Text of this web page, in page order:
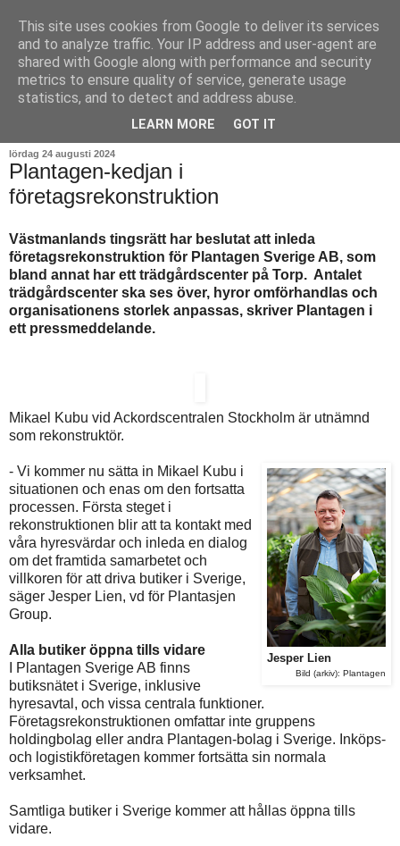
lördag 24 augusti 2024
Plantagen-kedjan i
företagsrekonstruktion
Västmanlands tingsrätt har beslutat att inleda
företagsrekonstruktion för Plantagen Sverige AB, som
bland annat har ett trädgårdscenter på Torp. Antalet
trädgårdscenter ska ses över, hyror omförhandlas och
organisationens storlek anpassas, skriver Plantagen i
ett pressmeddelande.
Mikael Kubu vid Ackordscentralen Stockholm är utnämnd
som rekonstruktör.
Jesper Lien
Bild (arkiv): Plantagen
- Vi kommer nu sätta in Mikael Kubu i
situationen och enas om den fortsatta
processen. Första steget i
rekonstruktionen blir att ta kontakt med
våra hyresvärdar och inleda en dialog
om det framtida samarbetet och
villkoren för att driva butiker i Sverige,
säger Jesper Lien, vd för Plantasjen
Group.
Alla butiker öppna tills vidare
I Plantagen Sverige AB finns
butiksnätet i Sverige, inklusive
hyresavtal, och vissa centrala funktioner.
Företagsrekonstruktionen omfattar inte gruppens
holdingbolag eller andra Plantagen-bolag i Sverige. Inköps-
och logistikföretagen kommer fortsätta sin normala
verksamhet.
Samtliga butiker i Sverige kommer att hållas öppna tills
vidare.
This site uses cookies from Google to deliver its services
and to analyze traffic. Your IP address and user-agent are
shared with Google along with performance and security
metrics to ensure quality of service, generate usage
statistics, and to detect and address abuse.
LEARN MORE GOT IT